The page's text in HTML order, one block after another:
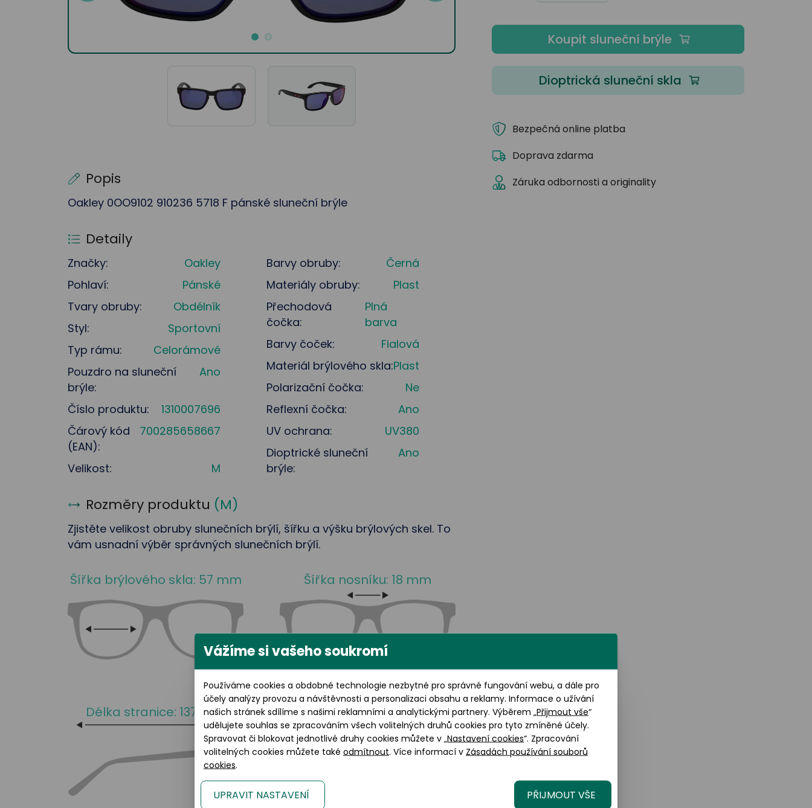
Popis
Oakley 0OO9102 910236 5718 F pánské sluneční brýle
Detaily
Značky:
Oakley
Pohlaví:
Pánské
Tvary obruby:
Obdélník
Styl:
Sportovní
Typ rámu:
Celorámové
Pouzdro na sluneční
brýle:
Ano
Číslo produktu:
1310007696
Čárový kód
(EAN):
700285658667
Velikost: M
Barvy obruby:
Černá
Materiály obruby:
Plast
Přechodová
čočka:
Plná
barva
Barvy čoček:
Fialová
Materiál brýlového skla:Plast
Polarizační čočka:
Ne
Reflexní čočka:
Ano
UV ochrana:
UV380
Dioptrické sluneční
brýle:
Ano
Rozměry produktu (M)
Zjistěte velikost obruby slunečních brýlí, šířku a výšku brýlových skel. To
vám usnadní výběr správných slunečních brýlí.
Šířka brýlového skla: 57 mm Šířka nosníku: 18 mm
Délka stranice: 137 mm
Výška brýlového skla: 43
mm
Koupit sluneční brýle
Dioptrická sluneční skla
Bezpečná online platba
Doprava zdarma
Záruka odbornosti a originality
Vážíme si vašeho soukromí
Používáme cookies a obdobné technologie nezbytné pro správné fungování webu, a dále pro
účely analýzy provozu a návštěvnosti a personalizaci obsahu a reklamy. Informace o užívání
našich stránek sdílíme s našimi reklamními a analytickými partnery. Výběrem „Přijmout vše“
udělujete souhlas se zpracováním všech volitelných druhů cookies pro tyto zmíněné účely.
Spravovat či blokovat jednotlivé druhy cookies můžete v „Nastavení cookies“. Zpracování
volitelných cookies můžete také odmítnout. Více informací v Zásadách používání souborů
cookies.
UPRAVIT NASTAVENÍ PŘIJMOUT VŠE